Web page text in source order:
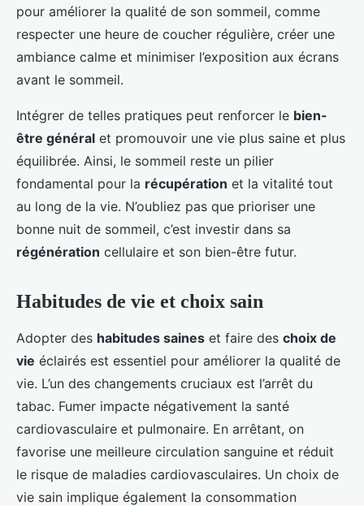
pour améliorer la qualité de son sommeil, comme
respecter une heure de coucher régulière, créer une
ambiance calme et minimiser l’exposition aux écrans
avant le sommeil.
Intégrer de telles pratiques peut renforcer le bien-
être général et promouvoir une vie plus saine et plus
équilibrée. Ainsi, le sommeil reste un pilier
fondamental pour la récupération et la vitalité tout
au long de la vie. N’oubliez pas que prioriser une
bonne nuit de sommeil, c’est investir dans sa
régénération cellulaire et son bien-être futur.
Habitudes de vie et choix sain
Adopter des habitudes saines et faire des choix de
vie éclairés est essentiel pour améliorer la qualité de
vie. L’un des changements cruciaux est l’arrêt du
tabac. Fumer impacte négativement la santé
cardiovasculaire et pulmonaire. En arrêtant, on
favorise une meilleure circulation sanguine et réduit
le risque de maladies cardiovasculaires. Un choix de
vie sain implique également la consommation